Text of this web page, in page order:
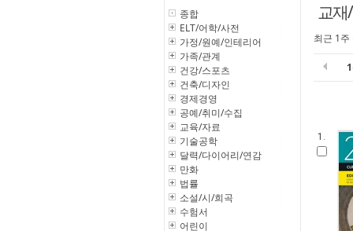
종합
ELT/어학/사전
가정/원예/인테리어
가족/관계
건강/스포츠
건축/디자인
경제경영
공예/취미/수집
교육/자료
기술공학
달력/다이어리/연감
만화
법률
소설/시/희곡
수험서
어린이
교재
최근 1
1.